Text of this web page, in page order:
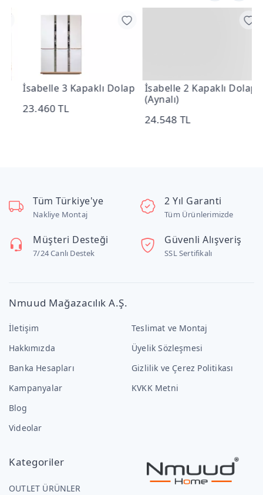
İsabelle 3 Kapaklı Dolap
23.460 TL
İsabelle 2 Kapaklı Dolap
(Aynalı)
24.548 TL
Tüm Türkiye'ye
Nakliye Montaj
2 Yıl Garanti
Tüm Ürünlerimizde
Müşteri Desteği
7/24 Canlı Destek
Güvenli Alışveriş
SSL Sertifikalı
Nmuud Mağazacılık A.Ş.
İletişim
Hakkımızda
Banka Hesapları
Kampanyalar
Blog
Videolar
Teslimat ve Montaj
Üyelik Sözleşmesi
Gizlilik ve Çerez Politikası
KVKK Metni
Kategoriler
OUTLET ÜRÜNLER